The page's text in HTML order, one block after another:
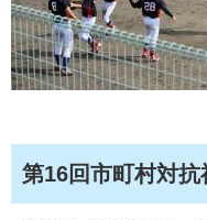
第16回市町村対